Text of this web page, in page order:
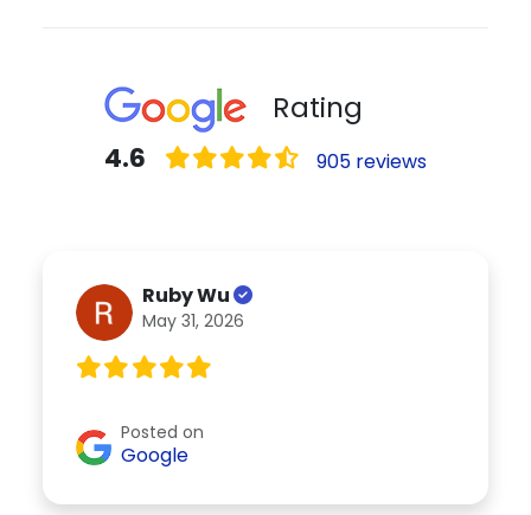
Rating
4.6 905 reviews
Ruby Wu
May 31, 2026
Posted on
Google